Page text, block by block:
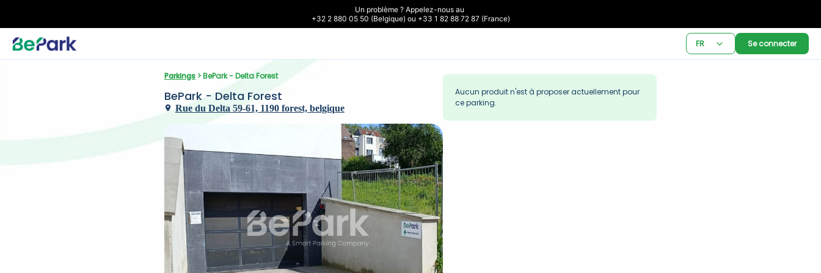
Un problème ? Appelez-nous au
+32 2 880 05 50 (Belgique) ou +33 1 82 88 72 87 (France)
FR Se connecter
Parkings > BePark - Delta Forest
BePark - Delta Forest
Rue du Delta 59-61, 1190 forest, belgique
Aucun produit n'est à proposer actuellement pour
ce parking.